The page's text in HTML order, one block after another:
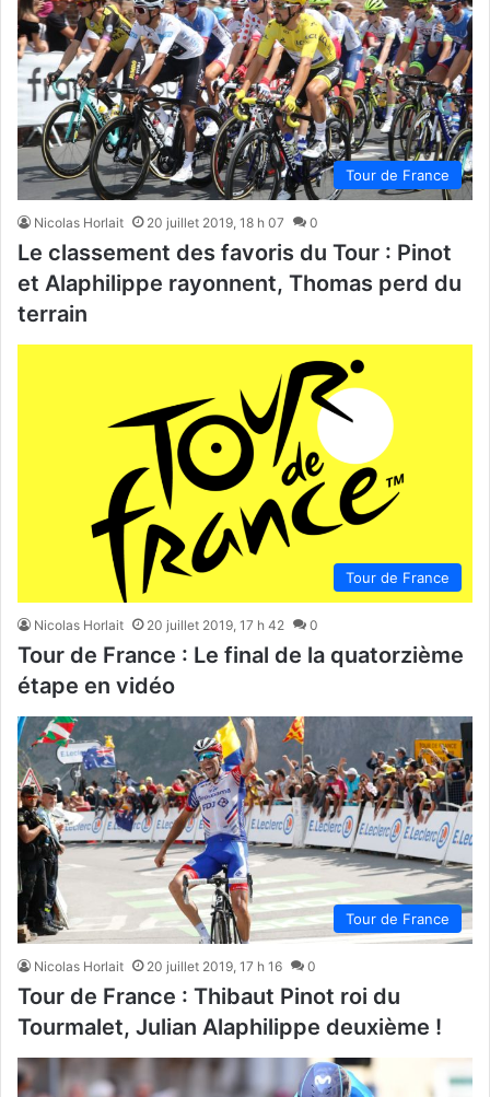
Tour de France
Nicolas Horlait 20 juillet 2019, 18 h 07 0
Le classement des favoris du Tour : Pinot
et Alaphilippe rayonnent, Thomas perd du
terrain
Tour de France
Nicolas Horlait 20 juillet 2019, 17 h 42 0
Tour de France : Le final de la quatorzième
étape en vidéo
Tour de France
Nicolas Horlait 20 juillet 2019, 17 h 16 0
Tour de France : Thibaut Pinot roi du
Tourmalet, Julian Alaphilippe deuxième !